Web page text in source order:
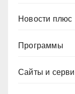
Новости плюс
Программы
Сайты и